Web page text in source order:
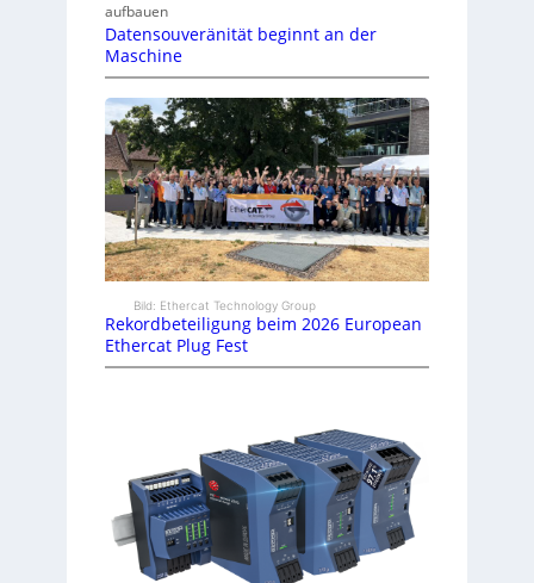
aufbauen
Datensouveränität beginnt an der
Maschine
Bild: Ethercat Technology Group
Rekordbeteiligung beim 2026 European
Ethercat Plug Fest